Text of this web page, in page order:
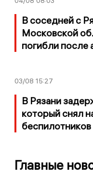
В соседней с
Московской
погибли после
03/08 15:27
В Рязани
который снял
беспилотников
Главные